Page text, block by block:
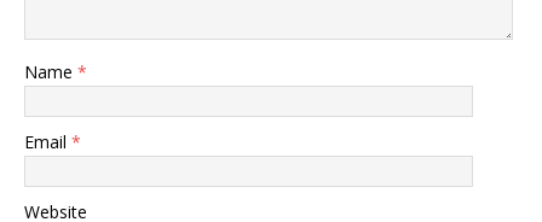
Name *
Email *
Website